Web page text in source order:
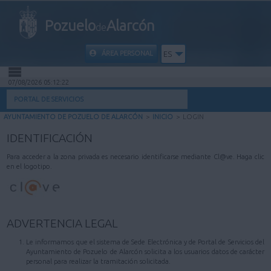
PozuelodeAlarcón
ÁREA PERSONAL ES
INICIO
MI CARPETA
INFORMACIÓN MUNICIPAL
AYUDA
07/08/2026 05:12:22
PORTAL DE SERVICIOS
AYUNTAMIENTO DE POZUELO DE ALARCÓN > INICIO > LOGIN
IDENTIFICACIÓN
Para acceder a la zona privada es necesario identificarse mediante Cl@ve. Haga clic
en el logotipo.
ADVERTENCIA LEGAL
Le informamos que el sistema de Sede Electrónica y de Portal de Servicios del
Ayuntamiento de Pozuelo de Alarcón solicita a los usuarios datos de carácter
personal para realizar la tramitación solicitada.